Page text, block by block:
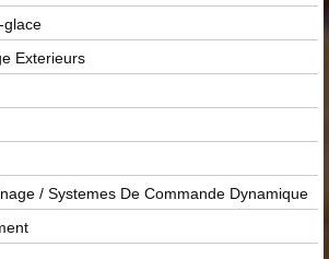
glace
Exterieurs
/ Systemes De Commande Dynamique